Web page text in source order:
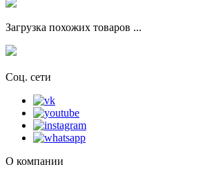
Загрузка похожих товаров ...
Соц. сети
О компании